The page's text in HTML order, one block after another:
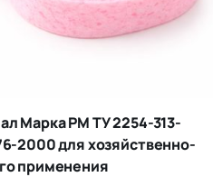
Марка РМ ТУ 2254-313-
2000 для хозяйственно-
применения